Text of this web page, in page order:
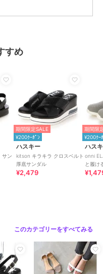
ラバー
すめ
サン
期間限定SALE
¥200ｸｰﾎﾟﾝ
ハスキー
kitson キラキラ クロスベルト
厚底サンダル
¥2,479
期間限
¥200ｸｰ
ハス
onni
と履け
レース
このカテゴリーをすべてみる